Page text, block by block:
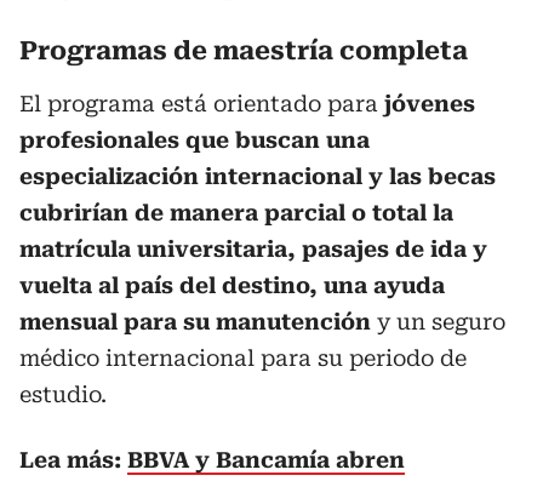
Programas de maestría completa
El programa está orientado para jóvenes
profesionales que buscan una
especialización internacional y las becas
cubrirían de manera parcial o total la
matrícula universitaria, pasajes de ida y
vuelta al país del destino, una ayuda
mensual para su manutención y un seguro
médico internacional para su periodo de
estudio.
Lea más: BBVA y Bancamía abren